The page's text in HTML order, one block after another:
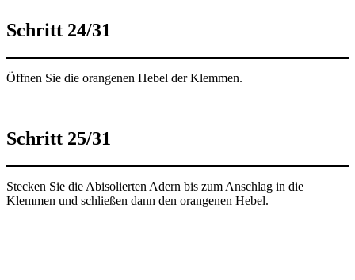
Schritt 24/31
Öffnen Sie die orangenen Hebel der Klemmen.
Schritt 25/31
Stecken Sie die Abisolierten Adern bis zum Anschlag in die
Klemmen und schließen dann den orangenen Hebel.